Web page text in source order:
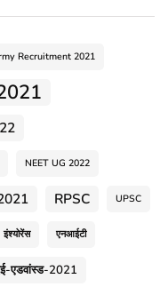
Recruitment 2021
NEET UG 2022
RPSC UPSC
इंश्योरेंस एनआईटी
एडवांस्ड-2021